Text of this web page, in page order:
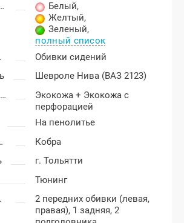
Белый,
Желтый,
Зеленый,
полный список
Обивки сидений
Шевроле Нива (ВАЗ 2123)
Материал обивки
Экокожа + Экокожа с
перфорацией
На пенолитье
Кобра
г. Тольятти
Тюнинг
2 передних обивки (левая,
правая), 1 задняя, 2